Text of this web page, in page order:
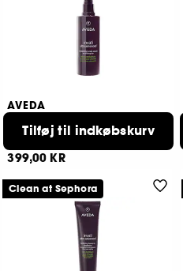
AVEDA
Revitalizing Scalp Serum
399,00 KR
Tilføj til indkøbskurv
Clean at Sephora